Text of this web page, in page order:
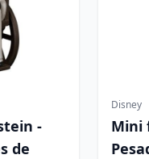
-
de
Disney
Mini